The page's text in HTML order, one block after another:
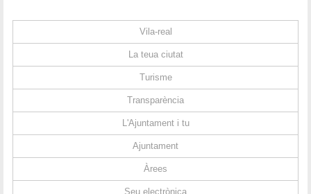
Vila-real
La teua ciutat
Turisme
Transparència
L'Ajuntament i tu
Ajuntament
Àrees
Seu electrònica